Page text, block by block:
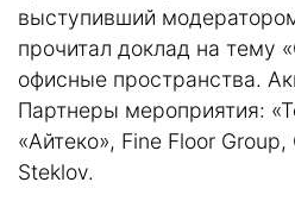
выступивший
прочитал доклад на тему
офисные пространства.
Партнеры мероприятия:
«Айтеко», Fine Floor
Steklov.